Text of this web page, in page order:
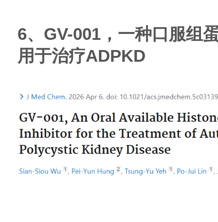
6、GV-001，一种口服组
用于治疗ADPKD